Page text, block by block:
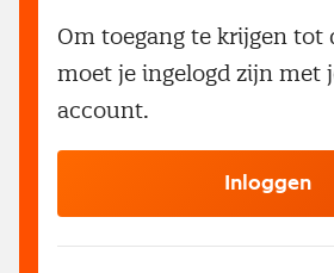
Om toegang te krijgen tot
moet je ingelogd zijn met
account.
Inloggen